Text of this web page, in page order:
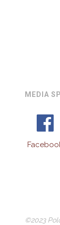
MEDIA
©2023